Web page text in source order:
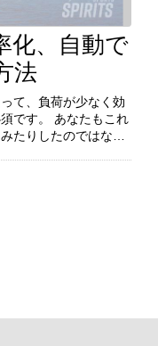
続きを見る
て、負荷が少なく効
です。 あなたもこれ
たりしたのではない
化、自動で
法
て、負荷が少なく効
たもこれ
たりしたのではない